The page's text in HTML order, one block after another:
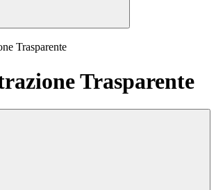
Trasparente
Trasparente